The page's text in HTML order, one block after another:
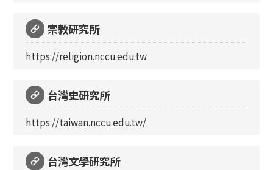
宗教研究所
https://religion.nccu.edu.tw
台灣史研究所
https://taiwan.nccu.edu.tw/
台灣文學研究所